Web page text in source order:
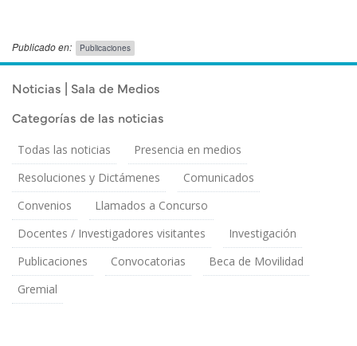
Noticias | Sala de Medios
Categorías de las noticias
Todas las noticias
Presencia en medios
Resoluciones y Dictámenes
Comunicados
Convenios
Llamados a Concurso
Docentes / Investigadores visitantes
Investigación
Publicaciones
Convocatorias
Beca de Movilidad
Gremial
Publicado en: Publicaciones
Publicado el Viernes 19 Junio, 2015